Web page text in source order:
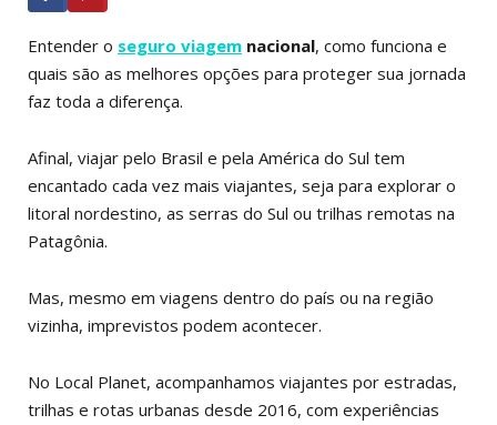
Entender o seguro viagem nacional, como funciona e
quais são as melhores opções para proteger sua jornada
faz toda a diferença.
Afinal, viajar pelo Brasil e pela América do Sul tem
encantado cada vez mais viajantes, seja para explorar o
litoral nordestino, as serras do Sul ou trilhas remotas na
Patagônia.
Mas, mesmo em viagens dentro do país ou na região
vizinha, imprevistos podem acontecer.
No Local Planet, acompanhamos viajantes por estradas,
trilhas e rotas urbanas desde 2016, com experiências